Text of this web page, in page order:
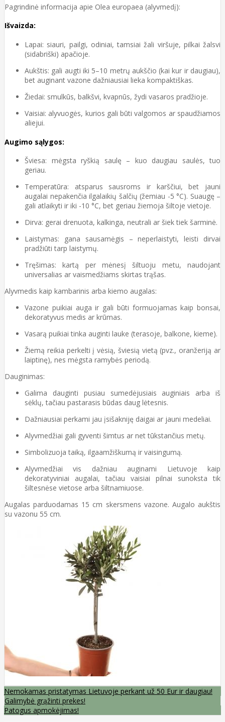
Pagrindinė informacija apie Olea europaea (alyvmedį):
Išvaizda:
Lapai: siauri, pailgi, odiniai, tamsiai žali viršuje, pilkai žalsvi
(sidabriški) apačioje.
Aukštis: gali augti iki 5–10 metrų aukščio (kai kur ir daugiau),
bet auginant vazone dažniausiai lieka kompaktiškas.
Žiedai: smulkūs, balkšvi, kvapnūs, žydi vasaros pradžioje.
Vaisiai: alyvuogės, kurios gali būti valgomos ar spaudžiamos
aliejui.
Augimo sąlygos:
Šviesa: mėgsta ryškią saulę – kuo daugiau saulės, tuo
geriau.
Temperatūra: atsparus sausroms ir karščiui, bet jauni
augalai nepakenčia ilgalaikių šalčių (žemiau -5 °C). Suaugę –
gali atlaikyti ir iki -10 °C, bet geriau žiemoja šiltoje vietoje.
Dirva: gerai drenuota, kalkinga, neutrali ar šiek tiek šarminė.
Laistymas: gana sausamėgis – neperlaistyti, leisti dirvai
pradžiūti tarp laistymų.
Tręšimas: kartą per mėnesį šiltuoju metu, naudojant
universalias ar vaismedžiams skirtas trąšas.
Alyvmedis kaip kambarinis arba kiemo augalas:
Vazone puikiai auga ir gali būti formuojamas kaip bonsai,
dekoratyvus medis ar krūmas.
Vasarą puikiai tinka auginti lauke (terasoje, balkone, kieme).
Žiemą reikia perkelti į vėsią, šviesią vietą (pvz., oranžeriją ar
laiptinę), nes mėgsta ramybės periodą.
Dauginimas:
Galima dauginti pusiau sumedėjusiais auginiais arba iš
sėklų, tačiau pastarasis būdas daug lėtesnis.
Dažniausiai perkami jau įsišakniję daigai ar jauni medeliai.
Alyvmedžiai gali gyventi šimtus ar net tūkstančius metų.
Simbolizuoja taiką, ilgaamžiškumą ir vaisingumą.
Alyvmedžiai vis dažniau auginami Lietuvoje kaip
dekoratyviniai augalai, tačiau vaisiai pilnai sunoksta tik
šiltesnėse vietose arba šiltnamiuose.
Augalas parduodamas 15 cm skersmens vazone. Augalo aukštis
su vazonu 55 cm.
Nemokamas pristatymas Lietuvoje perkant už 50 Eur ir daugiau!
Galimybė grąžinti prekes!
Patogus apmokėjimas!